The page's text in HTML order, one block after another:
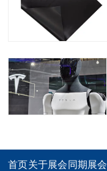
首页关于展会 同期展会